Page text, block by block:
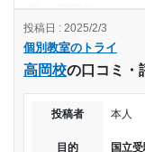
目的の達成度
達成
目的の達成理由
中学1年
通年
やや厳しい
料金
普通だと思う。 先
ては高いと感じる
コース・カリキュ
個別教室のトライ
高岡校の口コミ・
投稿日 : 2025/2/3
投稿者 本人
目的 国立